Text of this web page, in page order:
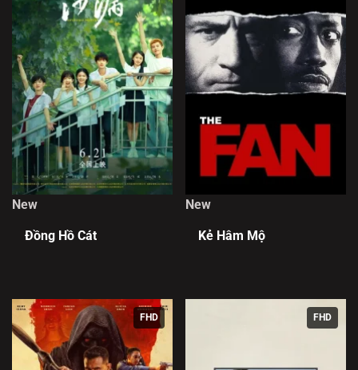
New
Đồng Hồ Cát
New
Kẻ Hâm Mộ
FHD FHD